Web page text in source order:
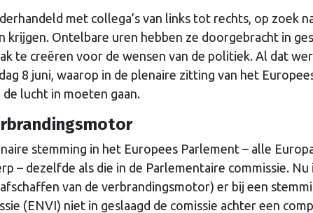
met collega’s van links tot rechts, op zoek
krijgen. Ontelbare uren hebben ze doorgebracht in
te creëren voor de wensen van de politiek. Al dat
8 juni, waarop in de plenaire zitting van het
lucht in moeten gaan.
stemming in het Europees Parlement – alle
– dezelfde als die in de Parlementaire commissie. Nu
van de verbrandingsmotor) er bij een
(ENVI) niet in geslaagd de comissie achter een